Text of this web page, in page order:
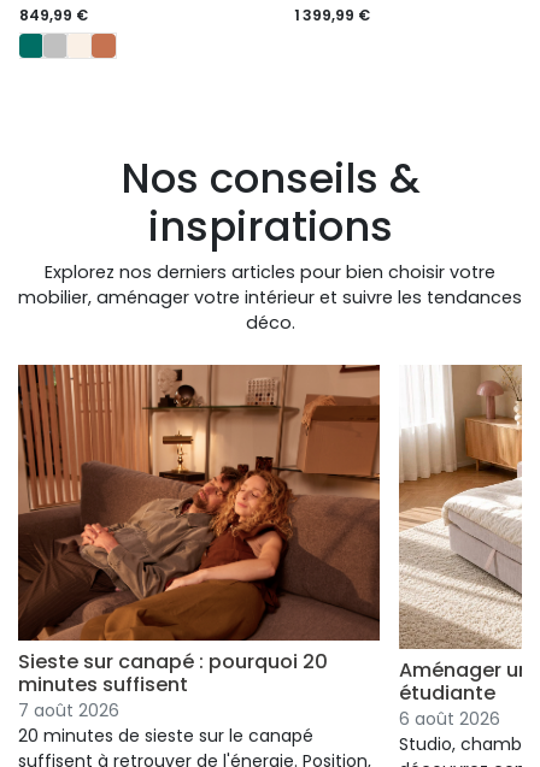
849,99 €
1 399,99 €
Nos conseils &
inspirations
Explorez nos derniers articles pour bien choisir votre
mobilier, aménager votre intérieur et suivre les tendances
déco.
Sieste sur canapé : pourquoi 20
minutes suffisent
7 août 2026
20 minutes de sieste sur le canapé
suffisent à retrouver de l'énergie. Position,
Aménager un
étudiante
6 août 2026
Studio,